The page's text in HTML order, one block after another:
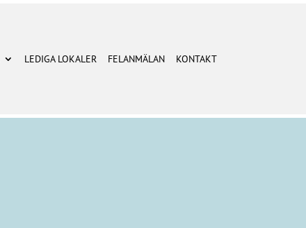
LEDIGA LOKALER FELANMÄLAN KONTAKT